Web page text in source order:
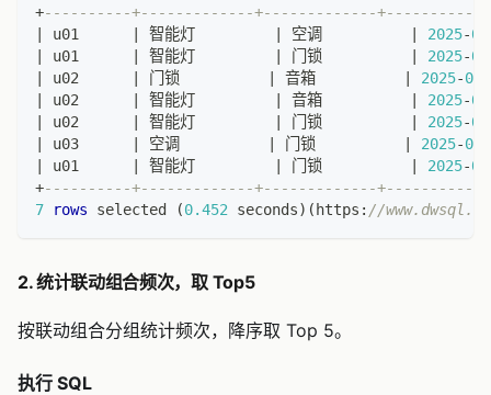
+----------+-------------+-------------
u01 智能灯 空调 2025-06
u01 智能灯 门锁 2025-06
u02 门锁 音箱 2025-06
u02 智能灯 音箱 2025-06
u02 智能灯 门锁 2025-06
u03 空调 门锁 2025-06
u01 智能灯 门锁 2025-06
+----------+-------------+-------------
7
rows selected (0.452 seconds) ( https: //
2. 统计联动组合频次，取 Top5
按联动组合分组统计频次，降序取 Top 5。
执行 SQL